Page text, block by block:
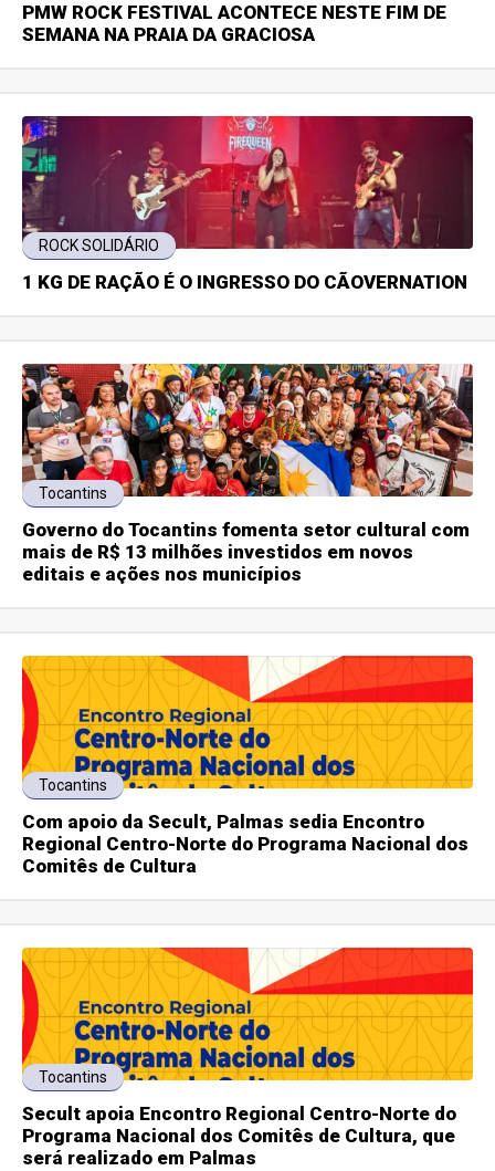
PMW ROCK FESTIVAL ACONTECE NESTE FIM DE
SEMANA NA PRAIA DA GRACIOSA
ROCK SOLIDÁRIO
1 KG DE RAÇÃO É O INGRESSO DO CÃOVERNATION
Tocantins
Governo do Tocantins fomenta setor cultural com
mais de R$ 13 milhões investidos em novos
editais e ações nos municípios
Tocantins
Com apoio da Secult, Palmas sedia Encontro
Regional Centro-Norte do Programa Nacional dos
Comitês de Cultura
Tocantins
Secult apoia Encontro Regional Centro-Norte do
Programa Nacional dos Comitês de Cultura, que
será realizado em Palmas